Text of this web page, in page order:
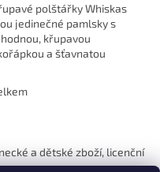
polštářky Whiskas
jedinečné pamlsky s
křupavou
a šťavnatou
svačinkou.
a dětské zboží, licenční